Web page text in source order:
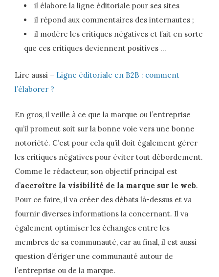
il élabore la ligne éditoriale pour ses sites
il répond aux commentaires des internautes ;
il modère les critiques négatives et fait en sorte
que ces critiques deviennent positives …
Lire aussi – Ligne éditoriale en B2B : comment
l’élaborer ?
En gros, il veille à ce que la marque ou l’entreprise
qu’il promeut soit sur la bonne voie vers une bonne
notoriété. C’est pour cela qu’il doit également gérer
les critiques négatives pour éviter tout débordement.
Comme le rédacteur, son objectif principal est
d’accroître la visibilité de la marque sur le web.
Pour ce faire, il va créer des débats là-dessus et va
fournir diverses informations la concernant. Il va
également optimiser les échanges entre les
membres de sa communauté, car au final, il est aussi
question d’ériger une communauté autour de
l’entreprise ou de la marque.